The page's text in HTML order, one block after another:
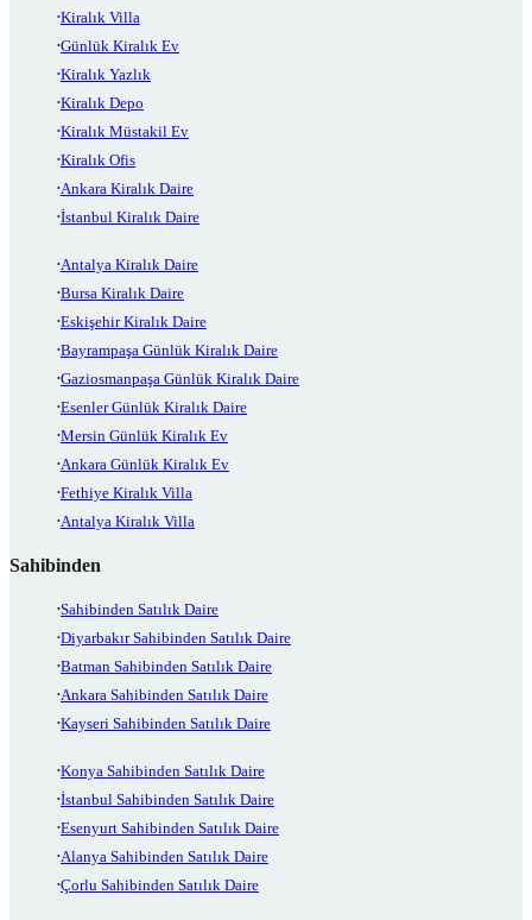
Kiralık Villa
Günlük Kiralık Ev
Kiralık Yazlık
Kiralık Depo
Kiralık Müstakil Ev
Kiralık Ofis
Ankara Kiralık Daire
İstanbul Kiralık Daire
Antalya Kiralık Daire
Bursa Kiralık Daire
Eskişehir Kiralık Daire
Bayrampaşa Günlük Kiralık Daire
Gaziosmanpaşa Günlük Kiralık Daire
Esenler Günlük Kiralık Daire
Mersin Günlük Kiralık Ev
Ankara Günlük Kiralık Ev
Fethiye Kiralık Villa
Antalya Kiralık Villa
Sahibinden
Sahibinden Satılık Daire
Diyarbakır Sahibinden Satılık Daire
Batman Sahibinden Satılık Daire
Ankara Sahibinden Satılık Daire
Kayseri Sahibinden Satılık Daire
Konya Sahibinden Satılık Daire
İstanbul Sahibinden Satılık Daire
Esenyurt Sahibinden Satılık Daire
Alanya Sahibinden Satılık Daire
Çorlu Sahibinden Satılık Daire